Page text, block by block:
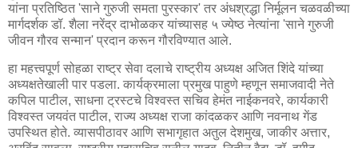
यांना प्रतिष्ठित 'साने गुरुजी समता पुरस्कार' तर अंधश्रद्धा निर्मूलन चळवळीच्या
मार्गदर्शक डॉ. शैला नरेंद्र दाभोळकर यांच्यासह ५ ज्येष्ठ नेत्यांना 'साने गुरुजी
जीवन गौरव सन्मान' प्रदान करून गौरविण्यात आले.
हा महत्त्वपूर्ण सोहळा राष्ट्र सेवा दलाचे राष्ट्रीय अध्यक्ष अजित शिंदे यांच्या
अध्यक्षतेखाली पार पडला. कार्यक्रमाला प्रमुख पाहुणे म्हणून समाजवादी नेते
कपिल पाटील, साधना ट्रस्टचे विश्वस्त सचिव हेमंत नाईकनवरे, कार्यकारी
विश्वस्त जयवंत पाटील, राज्य अध्यक्ष राजा कांदळकर आणि नवनाथ गेंड
उपस्थित होते. व्यासपीठावर आणि सभागृहात अतुल देशमुख, जाकीर अत्तार,